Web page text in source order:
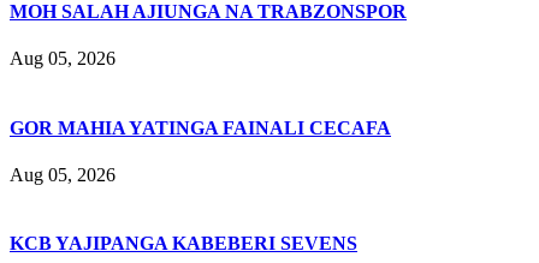
MOH SALAH AJIUNGA NA TRABZONSPOR
Aug 05, 2026
GOR MAHIA YATINGA FAINALI CECAFA
Aug 05, 2026
KCB YAJIPANGA KABEBERI SEVENS